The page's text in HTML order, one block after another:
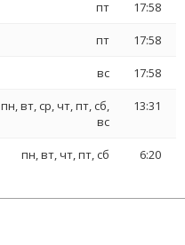
пт 17:58
пт 17:58
вс 17:58
пн, вт, ср, чт, пт, сб,
вс
13:31
пн, вт, чт, пт, сб 6:20